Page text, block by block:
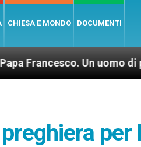
CHIESA E MONDO DOCUMENTI
Un uomo di parola”,
per